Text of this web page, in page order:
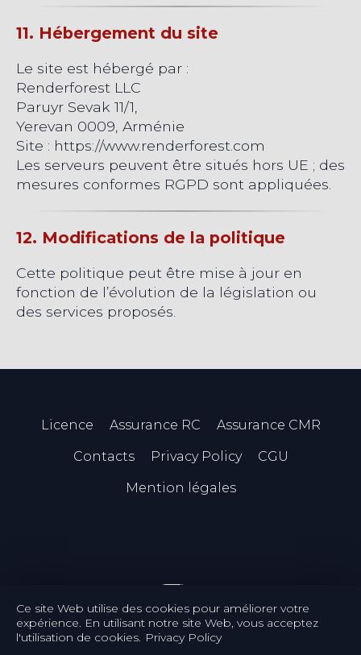
11. Hébergement du site
Le site est hébergé par :
Renderforest LLC
Paruyr Sevak 11/1,
Yerevan 0009, Arménie
Site : https://www.renderforest.com
Les serveurs peuvent être situés hors UE ; des
mesures conformes RGPD sont appliquées.
12. Modifications de la politique
Cette politique peut être mise à jour en
fonction de l’évolution de la législation ou
des services proposés.
Licence Assurance RC Assurance CMR
Contacts Privacy Policy CGU
Mention légales
Ce site Web utilise des cookies pour améliorer votre
expérience. En utilisant notre site Web, vous acceptez
l'utilisation de cookies. Privacy Policy